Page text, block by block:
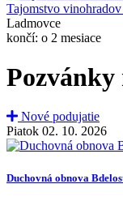
Tajomstvo
Ladmovce
končí: o 2 mesiace
Nové podujatie
Piatok 02. 10. 2026
Duchovná obnova